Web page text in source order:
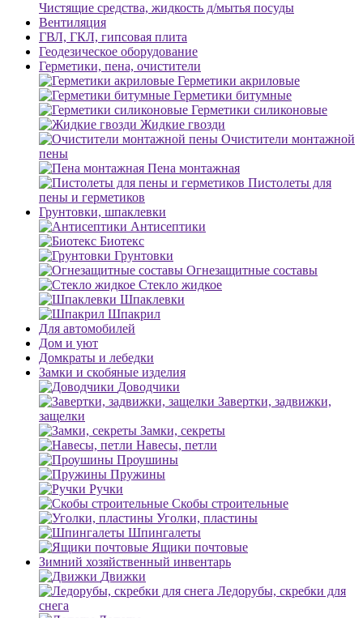
Чистящие средства, жидкость д/мытья посуды
Вентиляция
ГВЛ, ГКЛ, гипсовая плита
Геодезическое оборудование
Герметики, пена, очистители
Герметики акриловые
Герметики битумные
Герметики силиконовые
Жидкие гвозди
Очистители монтажной
пены
Пена монтажная
Пистолеты для
пены и герметиков
Грунтовки, шпаклевки
Антисептики
Биотекс
Грунтовки
Огнезащитные составы
Стекло жидкое
Шпаклевки
Шпакрил
Для автомобилей
Дом и уют
Домкраты и лебедки
Замки и скобяные изделия
Доводчики
Завертки, задвижки,
защелки
Замки, секреты
Навесы, петли
Проушины
Пружины
Ручки
Скобы строительные
Уголки, пластины
Шпингалеты
Ящики почтовые
Зимний хозяйственный инвентарь
Движки
Ледорубы, скребки для
снега